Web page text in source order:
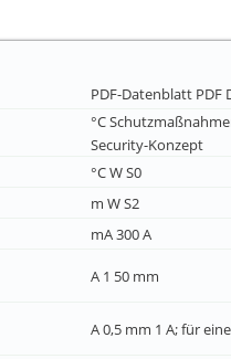
PDF-Datenblatt PDF
°C
Security-Konzept
°C W S0
m W S2
mA 300 A
A 1 50 mm
A 0,5 mm 1 A; für